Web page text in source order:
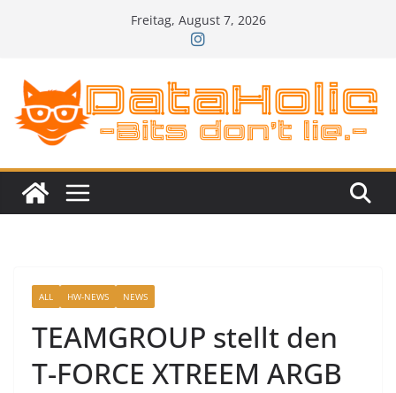
Freitag, August 7, 2026
ALL HW-NEWS NEWS
TEAMGROUP stellt den
T-FORCE XTREEM ARGB